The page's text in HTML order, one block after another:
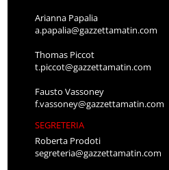
Arianna Papalia
a.papalia@gazzettamatin.com
Thomas Piccot
t.piccot@gazzettamatin.com
Fausto Vassoney
f.vassoney@gazzettamatin.com
SEGRETERIA
Roberta Prodoti
segreteria@gazzettamatin.com